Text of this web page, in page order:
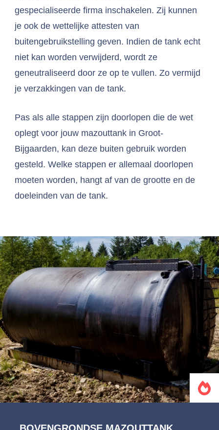
gespecialiseerde firma inschakelen. Zij kunnen
je ook de wettelijke attesten van
buitengebruikstelling geven. Indien de tank echt
niet kan worden verwijderd, wordt ze
geneutraliseerd door ze op te vullen. Zo vermijd
je verzakkingen van de tank.
Pas als alle stappen zijn doorlopen die de wet
oplegt voor jouw mazouttank in Groot-
Bijgaarden, kan deze buiten gebruik worden
gesteld. Welke stappen er allemaal doorlopen
moeten worden, hangt af van de grootte en de
doeleinden van de tank.